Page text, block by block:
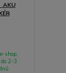
AKU
shop,
do 2-3